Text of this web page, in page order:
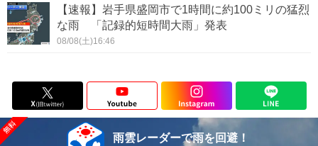
【速報】岩手県盛岡市で1時間に約100ミリの猛烈
な雨 「記録的短時間大雨」発表
08/08(土)16:46
雨雲レーダーで雨を回避！